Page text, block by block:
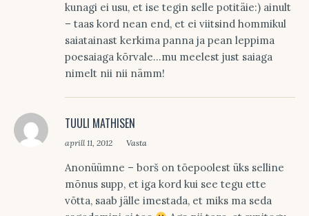
kunagi ei usu, et ise tegin selle potitäie:) ainult
– taas kord nean end, et ei viitsind hommikul
saiatainast kerkima panna ja pean leppima
poesaiaga kõrvale…mu meelest just saiaga
nimelt nii nii nämm!
TUULI MATHISEN
aprill 11, 2012 Vasta
Anonüümne – borš on tõepoolest üks selline
mõnus supp, et iga kord kui see tegu ette
võtta, saab jälle imestada, et miks ma seda